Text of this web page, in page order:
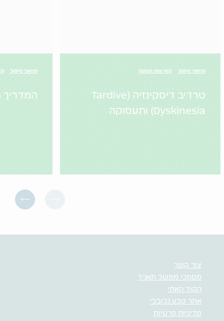
תחומי טיפול הפרעות תנועה
טרדיב דיסקינזיה (Tardive
Dyskinesia) ותעסוקה
תחומי טיפול
המדריך
צור קשר
מסמכי ממשל תאגיד
הקוד האתי
אתר טבע גלובלי
מדיניות פרטיות